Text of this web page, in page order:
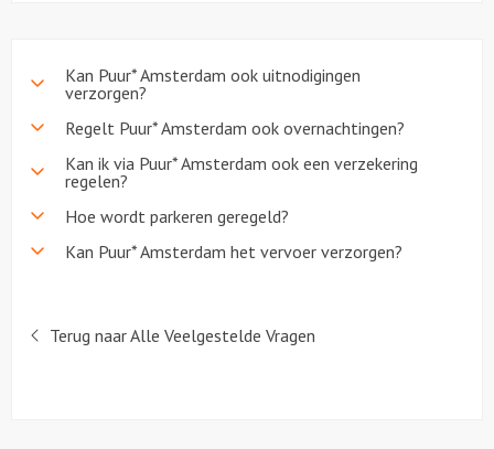
Kan Puur* Amsterdam ook uitnodigingen
verzorgen?
Regelt Puur* Amsterdam ook overnachtingen?
Kan ik via Puur* Amsterdam ook een verzekering
regelen?
Hoe wordt parkeren geregeld?
Kan Puur* Amsterdam het vervoer verzorgen?
Terug naar Alle Veelgestelde Vragen